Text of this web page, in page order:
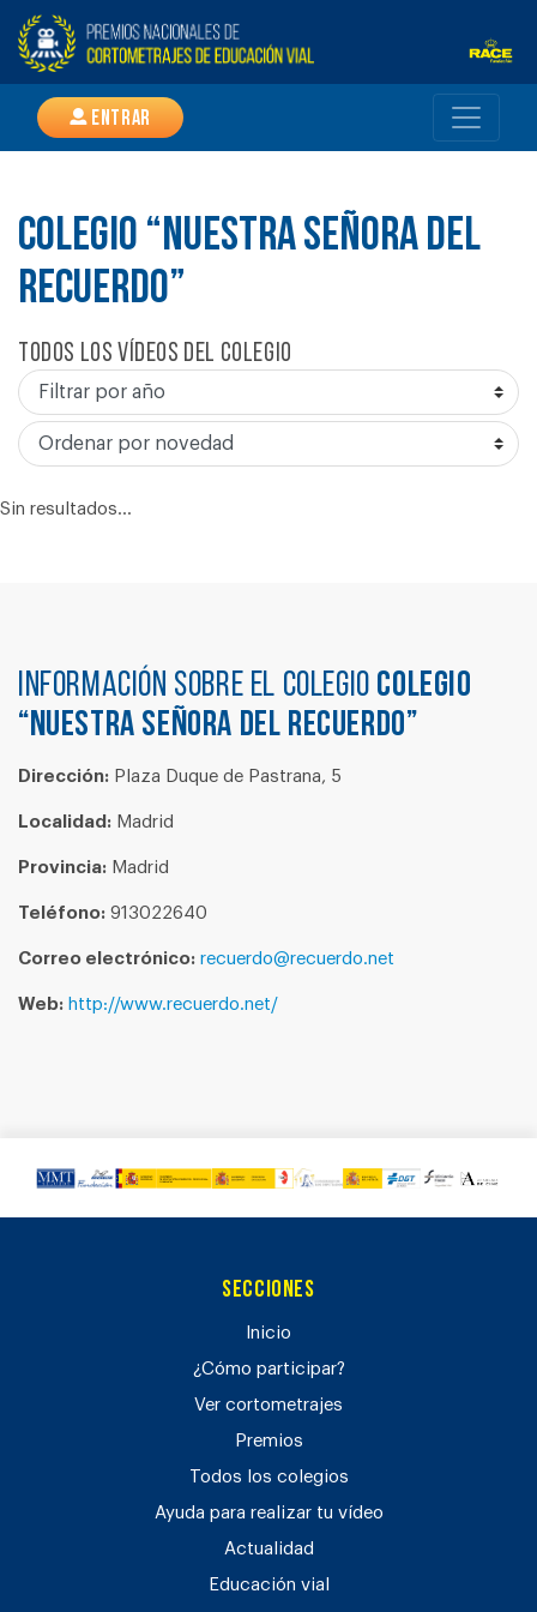
Entrar
COLEGIO “NUESTRA SEÑORA DEL
RECUERDO”
Todos los vídeos del colegio
Sin resultados...
Información sobre el colegio COLEGIO
“NUESTRA SEÑORA DEL RECUERDO”
Dirección: Plaza Duque de Pastrana, 5
Localidad: Madrid
Provincia: Madrid
Teléfono: 913022640
Correo electrónico: recuerdo@recuerdo.net
Web: http://www.recuerdo.net/
Secciones
Inicio
¿Cómo participar?
Ver cortometrajes
Premios
Todos los colegios
Ayuda para realizar tu vídeo
Actualidad
Educación vial